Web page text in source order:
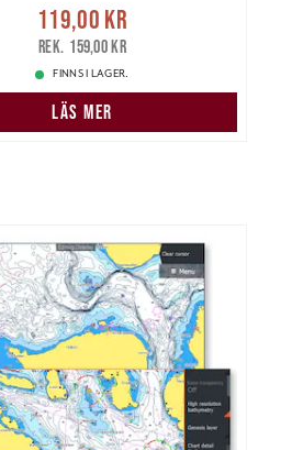
Nuvarande pris
Tidigare pris
119,00 kr
159,00 kr
FINNS I LAGER.
LÄS MER